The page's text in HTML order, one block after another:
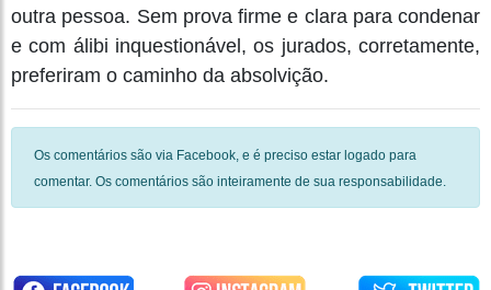
outra pessoa. Sem prova firme e clara para condenar
e com álibi inquestionável, os jurados, corretamente,
preferiram o caminho da absolvição.
Os comentários são via Facebook, e é preciso estar logado para
comentar. Os comentários são inteiramente de sua responsabilidade.